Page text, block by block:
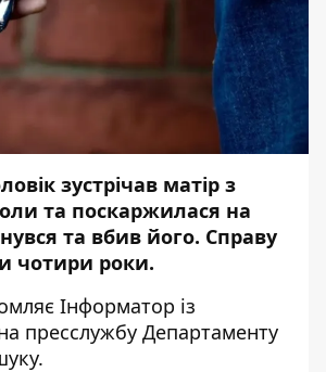
зустрічав матір з
та поскаржилася на
та вбив його. Справу
чотири роки.
Інформатор із
пресслужбу Департаменту